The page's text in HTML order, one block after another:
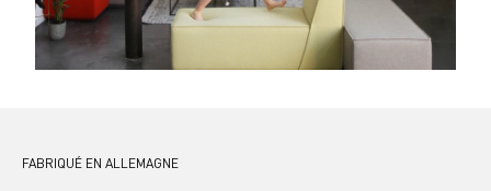
FABRIQUÉ EN ALLEMAGNE